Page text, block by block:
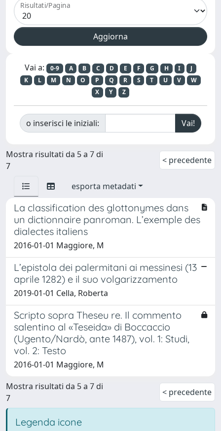
Risultati/Pagina
Vai a: 0-9 A B C D E F G H I
J
K
L M N O P Q R S T U V
W
X
Y Z
o inserisci le iniziali:
Mostra risultati da 5 a 7 di
7
< precedente
esporta metadati
La classification des glottonymes dans
un dictionnaire panroman. L’exemple des
dialectes italiens
2016-01-01 Maggiore, M
L’epistola dei palermitani ai messinesi (13
aprile 1282) e il suo volgarizzamento
2019-01-01 Cella, Roberta
Scripto sopra Theseu re. Il commento
salentino al «Teseida» di Boccaccio
(Ugento/Nardò, ante 1487), vol. 1: Studi,
vol. 2: Testo
2016-01-01 Maggiore, M
Mostra risultati da 5 a 7 di
7
< precedente
Legenda icone